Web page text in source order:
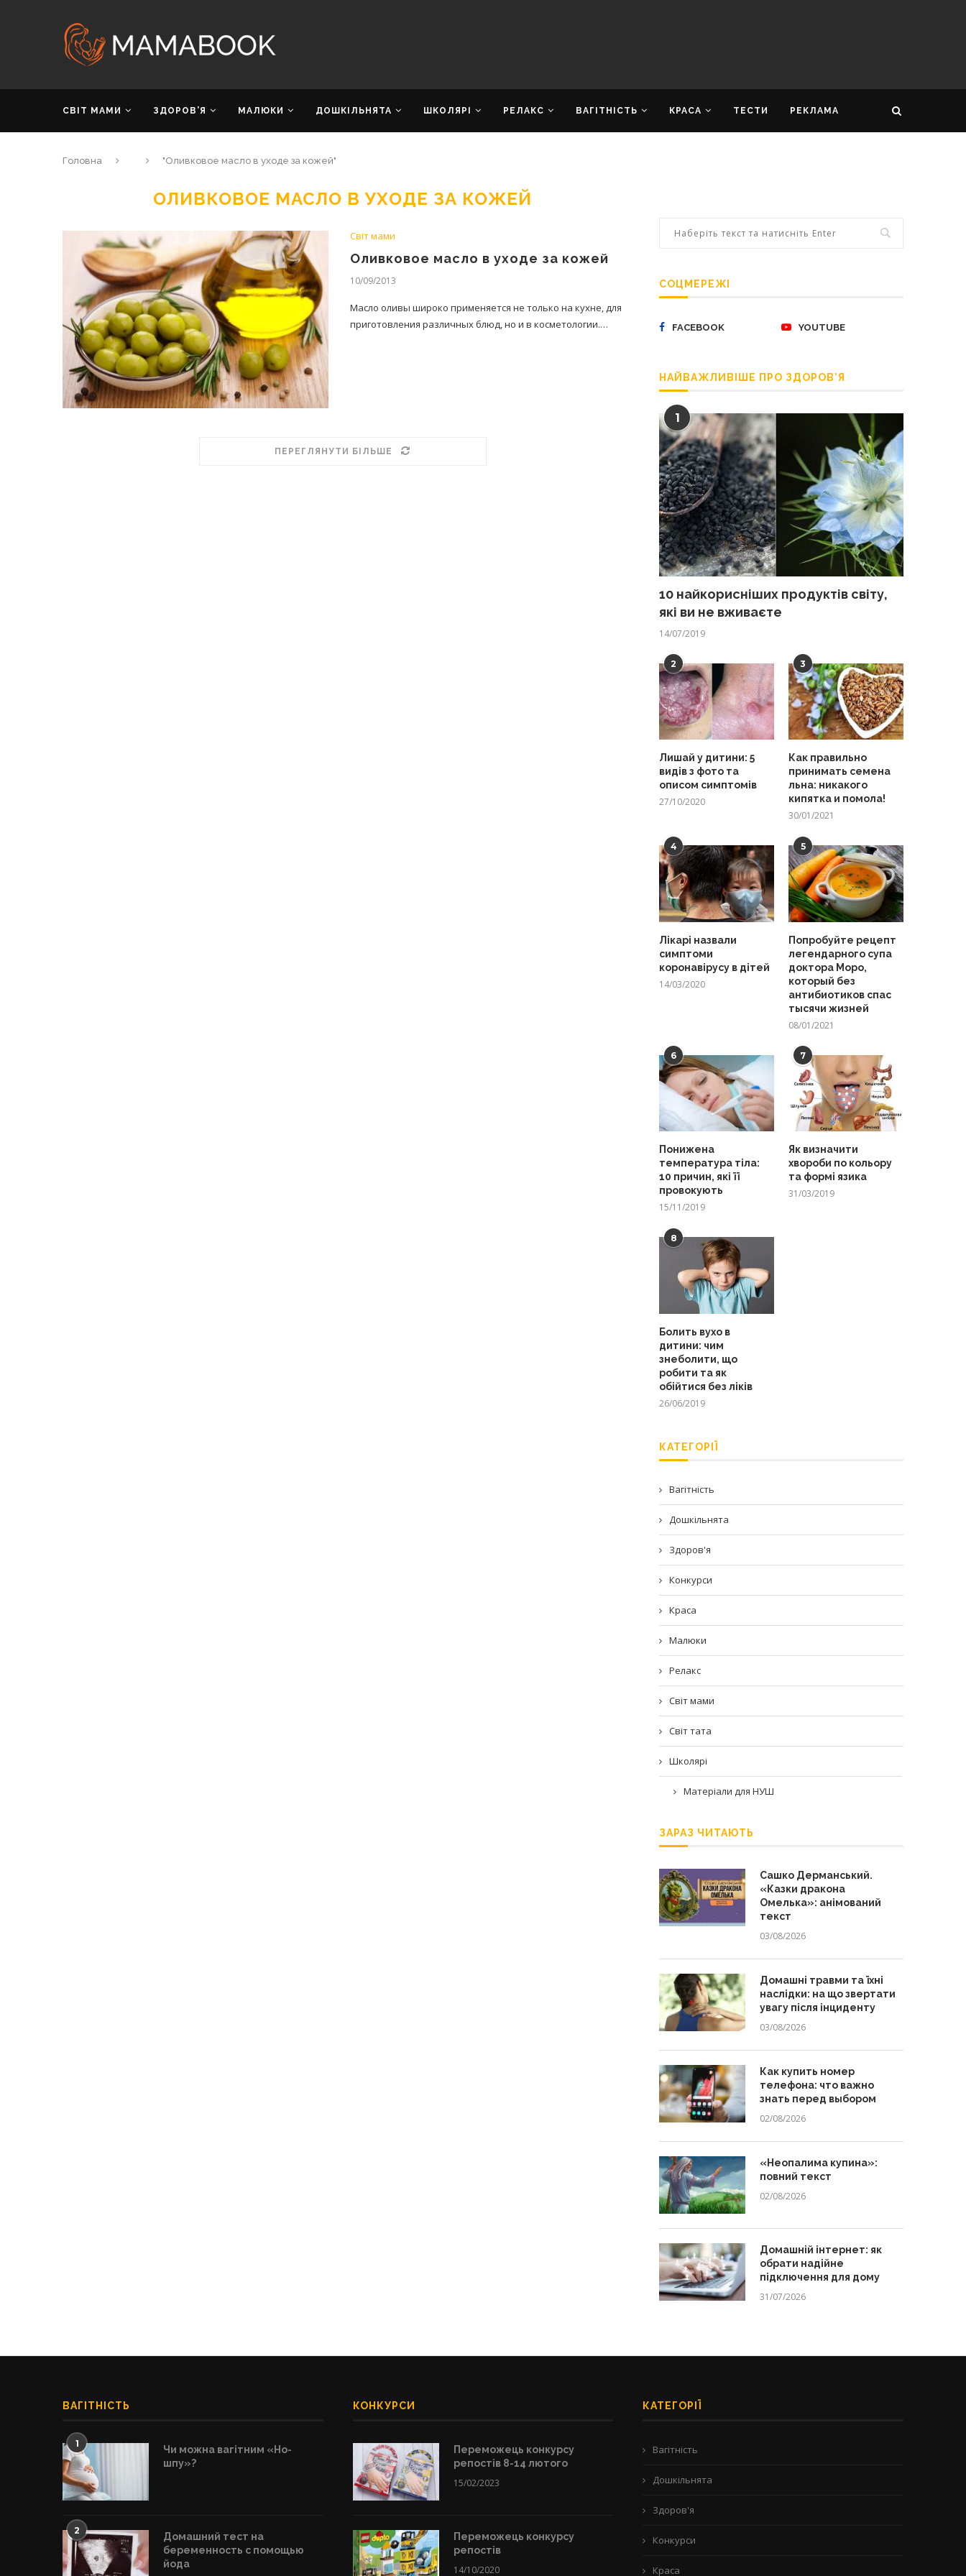
СВІТ МАМИ ЗДОРОВ’Я МАЛЮКИ ДОШКІЛЬНЯТА ШКОЛЯРІ РЕЛАКС ВАГІТНІСТЬ КРАСА ТЕСТИ РЕКЛАМА
Головна "Оливковое масло в уходе за кожей"
ОЛИВКОВОЕ МАСЛО В УХОДЕ ЗА КОЖЕЙ
Світ мами
Оливковое масло в уходе за кожей
10/09/2013
Масло оливы широко применяется не только на кухне, для
приготовления различных блюд, но и в косметологии.…
ПЕРЕГЛЯНУТИ БІЛЬШЕ
СОЦМЕРЕЖІ
FACEBOOK YOUTUBE
НАЙВАЖЛИВІШЕ ПРО ЗДОРОВ’Я
1
10 найкорисніших продуктів світу,
які ви не вживаєте
14/07/2019
2
Лишай у дитини: 5
видів з фото та
описом симптомів
27/10/2020
3
Как правильно
принимать семена
льна: никакого
кипятка и помола!
30/01/2021
4
Лікарі назвали
симптоми
коронавірусу в дітей
14/03/2020
5
Попробуйте рецепт
легендарного супа
доктора Моро,
который без
антибиотиков спас
тысячи жизней
08/01/2021
6
Понижена
температура тіла:
10 причин, які її
провокують
15/11/2019
7
Як визначити
хвороби по кольору
та формі язика
31/03/2019
8
Болить вухо в
дитини: чим
знеболити, що
робити та як
обійтися без ліків
26/06/2019
КАТЕГОРІЇ
Вагітність
Дошкільнята
Здоров'я
Конкурси
Краса
Малюки
Релакс
Світ мами
Світ тата
Школярі
Матеріали для НУШ
ЗАРАЗ ЧИТАЮТЬ
Сашко Дерманський.
«Казки дракона
Омелька»: анімований
текст
03/08/2026
Домашні травми та їхні
наслідки: на що звертати
увагу після інциденту
03/08/2026
Как купить номер
телефона: что важно
знать перед выбором
02/08/2026
«Неопалима купина»:
повний текст
02/08/2026
Домашній інтернет: як
обрати надійне
підключення для дому
31/07/2026
ВАГІТНІСТЬ
1
Чи можна вагітним «Но-
шпу»?
2
Домашний тест на
беременность с помощью
йода
КОНКУРСИ
Переможець конкурсу
репостів 8-14 лютого
15/02/2023
Переможець конкурсу
репостів
14/10/2020
КАТЕГОРІЇ
Вагітність
Дошкільнята
Здоров'я
Конкурси
Краса